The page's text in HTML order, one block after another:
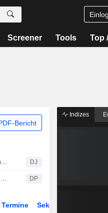
Screener Tools Top
Bericht
MORNING BRIEFING - Deutschland/Europa DJ
Zentralisieren oder nicht? Diskussion über Drohnenabwehr DP
Termine Sektor
Indizes